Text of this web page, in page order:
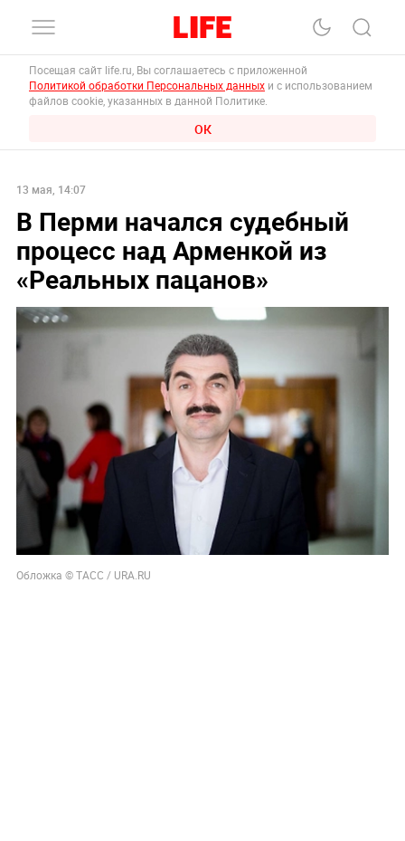
Посещая сайт life.ru, Вы соглашаетесь с приложенной
Политикой обработки Персональных данных и с использованием
файлов cookie, указанных в данной Политике.
ОК
13 мая, 14:07
В Перми начался судебный
процесс над Арменкой из
«Реальных пацанов»
Обложка © ТАСС / URA.RU